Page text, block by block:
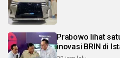
Prabowo lihat
inovasi BRIN di